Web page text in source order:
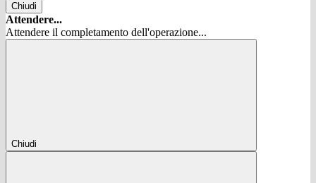
Chiudi
Attendere...
Attendere il completamento dell'operazione...
Chiudi